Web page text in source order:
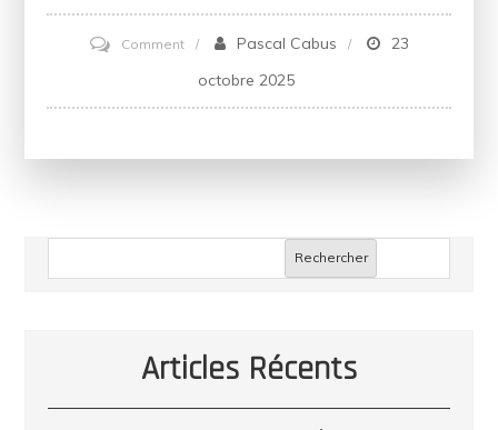
Commenton
L’entraide
entre
du
lien
social
Pascal Cabus
23
octobre 2025
Rechercher
Articles Récents